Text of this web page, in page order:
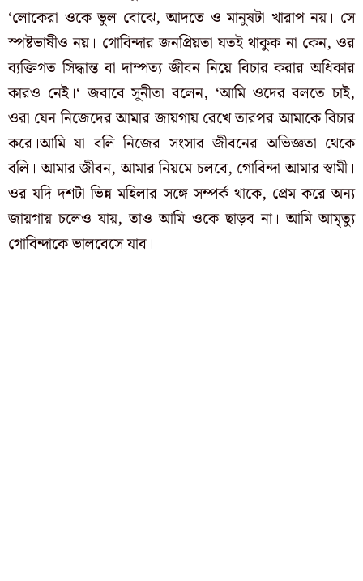
‘লোকেরা ওকে ভুল বোঝে, আদতে ও মানুষটা খারাপ নয়। সে
স্পষ্টভাষীও নয়। গোবিন্দার জনপ্রিয়তা যতই থাকুক না কেন, ওর
ব্যক্তিগত সিদ্ধান্ত বা দাম্পত্য জীবন নিয়ে বিচার করার অধিকার
কারও নেই।‘ জবাবে সুনীতা বলেন, ‘আমি ওদের বলতে চাই,
ওরা যেন নিজেদের আমার জায়গায় রেখে তারপর আমাকে বিচার
করে।আমি যা বলি নিজের সংসার জীবনের অভিজ্ঞতা থেকে
বলি। আমার জীবন, আমার নিয়মে চলবে, গোবিন্দা আমার স্বামী।
ওর যদি দশটা ভিন্ন মহিলার সঙ্গে সম্পর্ক থাকে, প্রেম করে অন্য
জায়গায় চলেও যায়, তাও আমি ওকে ছাড়ব না। আমি আমৃত্যু
গোবিন্দাকে ভালবেসে যাব।